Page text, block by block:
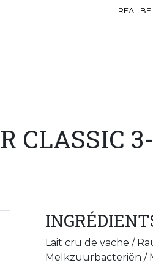
REAL.BE
CLASSIC
Lait cru de vache /
Melkzuurbacteriën /